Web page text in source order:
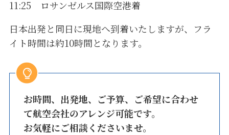
11:25 ロサンゼルス国際空港着
日本出発と同日に現地へ到着いたしますが、フラ
イト時間は約10時間となります。
お時間、出発地、ご予算、ご希望に合わせ
て航空会社のアレンジ可能です。
お気軽にご相談くださいませ。